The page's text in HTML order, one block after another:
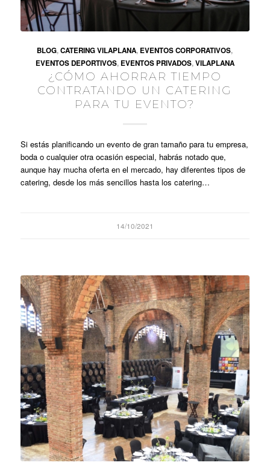
BLOG,CATERING VILAPLANA, EVENTOS CORPORATIVOS,
EVENTOS DEPORTIVOS, EVENTOS PRIVADOS,VILAPLANA
¿CÓMO AHORRAR TIEMPO
CONTRATANDO UN CATERING
PARA TU EVENTO?
Si estás planificando un evento de gran tamaño para tu empresa,
boda o cualquier otra ocasión especial, habrás notado que,
aunque hay mucha oferta en el mercado, hay diferentes tipos de
catering, desde los más sencillos hasta los catering…
14/10/2021